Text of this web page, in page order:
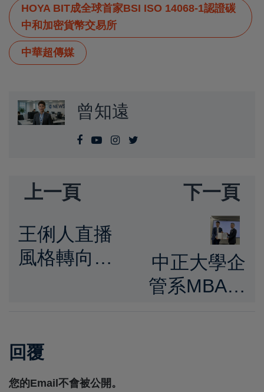
HOYA BIT成全球首家BSI ISO 14068-1認證碳
中和加密貨幣交易所
中華超傳媒
曾知遠
上一頁
王俐人直播
風格轉向引
布登
SWAG《AV
下一頁
中正大學企
管系MBA訪
回覆
您的Email不會被公開。